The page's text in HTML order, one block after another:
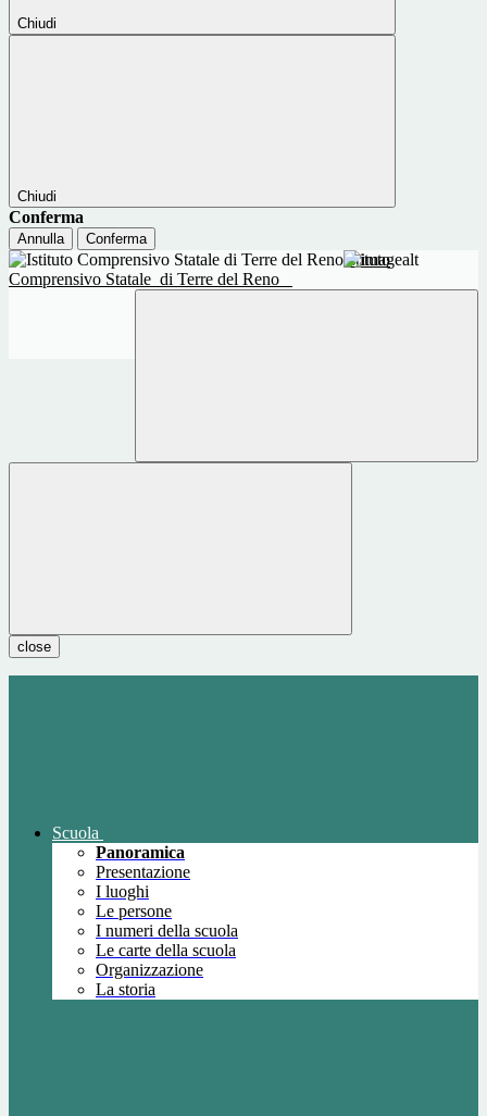
Chiudi
Chiudi
Conferma
Annulla Conferma
Istituto
Comprensivo Statale di Terre del Reno
close
Scuola
Panoramica
Presentazione
I luoghi
Le persone
I numeri della scuola
Le carte della scuola
Organizzazione
La storia